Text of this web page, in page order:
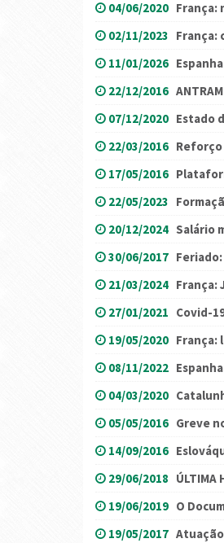
04/06/2020 França:
02/11/2023 França:
11/01/2026
22/12/2016
07/12/2020 Estado
22/03/2016
17/05/2016
22/05/2023
20/12/2024 Salário
30/06/2017
21/03/2024 França:
27/01/2021 Covid-
19/05/2020 França:
08/11/2022
04/03/2020
05/05/2016 Greve
14/09/2016
29/06/2018 ÚLTIMA
19/06/2019 O
19/05/2017